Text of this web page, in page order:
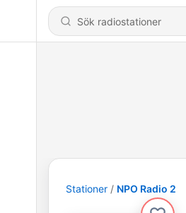
Stationer NPO Radio 2